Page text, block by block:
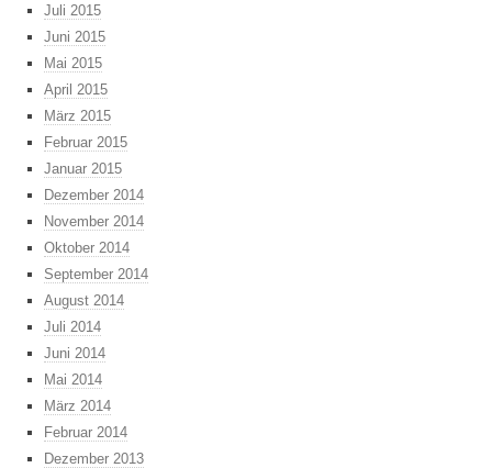
Juli 2015
Juni 2015
Mai 2015
April 2015
März 2015
Februar 2015
Januar 2015
Dezember 2014
November 2014
Oktober 2014
September 2014
August 2014
Juli 2014
Juni 2014
Mai 2014
März 2014
Februar 2014
Dezember 2013